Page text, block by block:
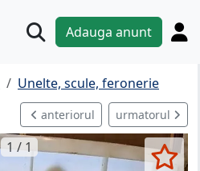
Adauga anunt
Unelte, scule, feronerie
anteriorul urmatorul
1 / 1